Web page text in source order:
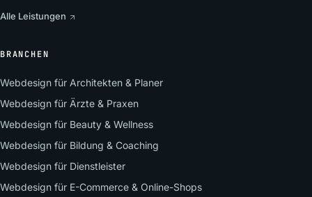
Alle Leistungen
BRANCHEN
Webdesign für Architekten & Planer
Webdesign für Ärzte & Praxen
Webdesign für Beauty & Wellness
Webdesign für Bildung & Coaching
Webdesign für Dienstleister
Webdesign für E-Commerce & Online-Shops